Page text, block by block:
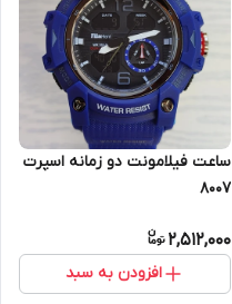
ساعت فیلامونت دو زمانه اسپرت
8007
2,512,000
افزودن به سبد